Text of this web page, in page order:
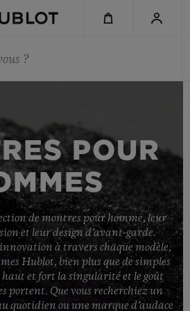
?
POUR
de montres pour homme, leur
et leur design d’avant-garde.
à travers chaque modèle,
Hublot, bien plus que de simples
haut et fort la singularité et le goût
portent. Que vous recherchiez un
quotidien ou une marque d’audace